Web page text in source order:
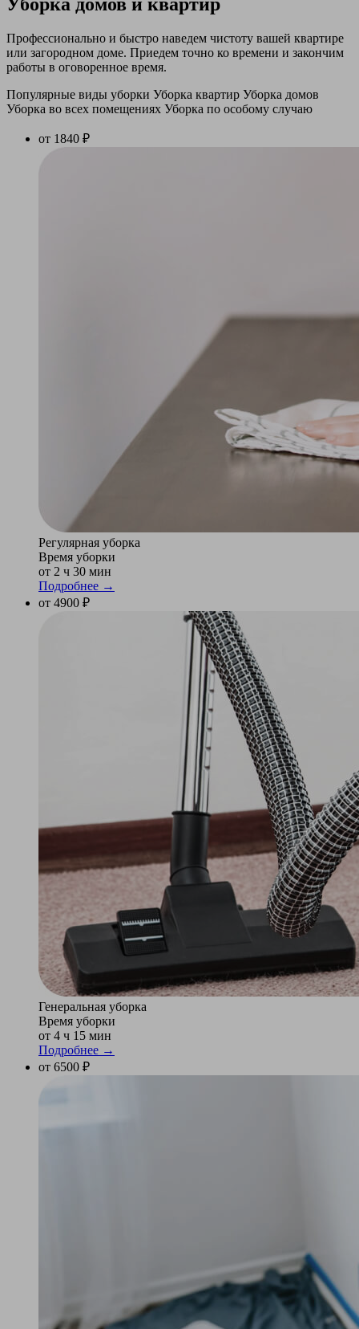
Профессионально и быстро наведем чистоту вашей квартире
или загородном доме. Приедем точно ко времени и закончим
работы в оговоренное время.
Популярные виды уборки Уборка квартир Уборка домов
Уборка во всех помещениях Уборка по особому случаю
от 1840 ₽
Регулярная уборка
Время уборки
от 2 ч 30 мин
Подробнее →
от 4900 ₽
Генеральная уборка
Время уборки
от 4 ч 15 мин
Подробнее →
от 6500 ₽